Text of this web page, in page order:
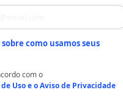
como usamos seus
com o
Usoe oAviso de Privacidade